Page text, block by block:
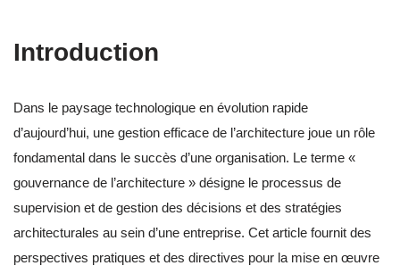
Introduction
Dans le paysage technologique en évolution rapide
d’aujourd’hui, une gestion efficace de l’architecture joue un rôle
fondamental dans le succès d’une organisation. Le terme «
gouvernance de l’architecture » désigne le processus de
supervision et de gestion des décisions et des stratégies
architecturales au sein d’une entreprise. Cet article fournit des
perspectives pratiques et des directives pour la mise en œuvre